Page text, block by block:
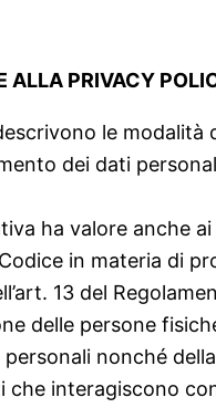
ALLA PRIVACY
le modalità
dei dati
ha valore anche ai
in materia di
13 del
delle persone
nonché
interagiscono